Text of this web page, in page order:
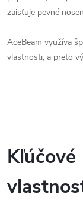
zaisťuje pevné
AceBeam využíva
vlastnosti, a preto
Kľúčové